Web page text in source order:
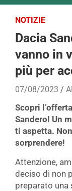
NOTIZIE
Dacia
vanno in
più per
07/08/2023
Scopri
Sandero! Un
ti aspetta.
sorprendere!
Attenzione,
deciso di non
preparato una